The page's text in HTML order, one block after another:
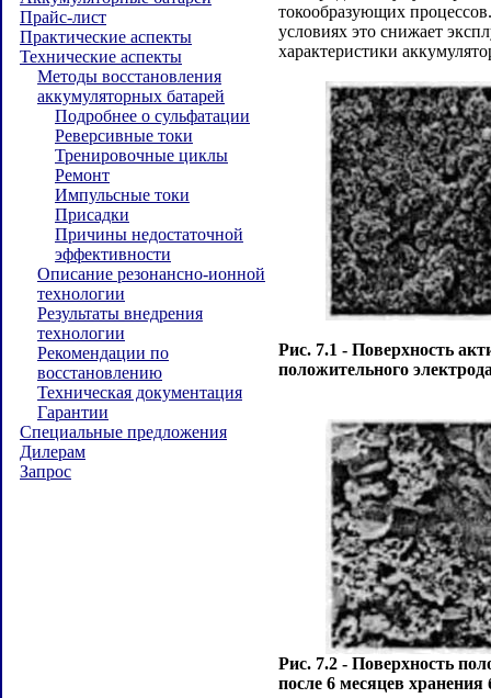
Прайс-лист
Практические аспекты
Технические аспекты
Методы восстановления
аккумуляторных батарей
Подробнее о сульфатации
Реверсивные токи
Тренировочные циклы
Ремонт
Импульсные токи
Присадки
Причины недостаточной
эффективности
Описание резонансно-ионной
технологии
Результаты внедрения
технологии
Рекомендации по
восстановлению
Техническая документация
Гарантии
Специальные предложения
Дилерам
Запрос
токообразующих
условиях это снижает
характеристики
Рис. 7.1 - Поверхность
положительного
Рис. 7.2 - Поверхность
после 6 месяцев хранения